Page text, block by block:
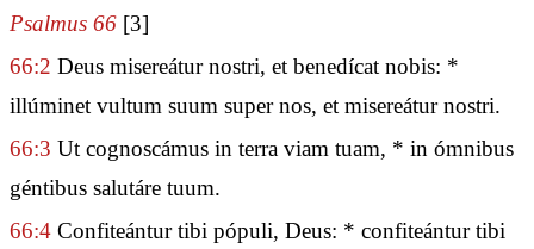
Psalmus 66 [3]
66:2 Deus misereátur nostri, et benedícat nobis: *
illúminet vultum suum super nos, et misereátur nostri.
66:3 Ut cognoscámus in terra viam tuam, * in ómnibus
géntibus salutáre tuum.
66:4 Confiteántur tibi pópuli, Deus: * confiteántur tibi